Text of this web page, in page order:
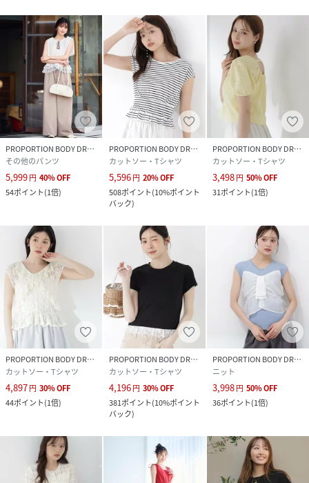
PROPORTION BODY DRESSING
その他のパンツ
5,999円 40%OFF
54ポイント(1倍)
PROPORTION BODY DRESSING
カットソー・Tシャツ
5,596円 20%OFF
508ポイント(10%ポイント
バック)
PROPORTION BODY DRESSING
カットソー・Tシャツ
3,498円 50%OFF
31ポイント(1倍)
PROPORTION BODY DRESSING
カットソー・Tシャツ
4,897円 30%OFF
44ポイント(1倍)
PROPORTION BODY DRESSING
カットソー・Tシャツ
4,196円 30%OFF
381ポイント(10%ポイント
バック)
PROPORTION BODY DRESSING
ニット
3,998円 50%OFF
36ポイント(1倍)